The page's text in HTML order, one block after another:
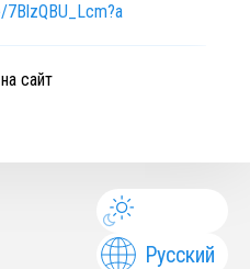
сайт
Русский